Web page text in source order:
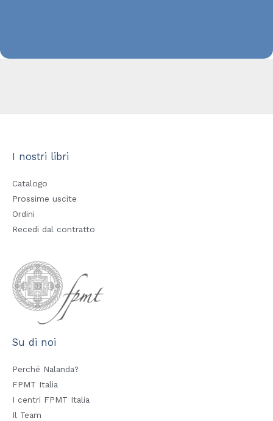
I nostri libri
Catalogo
Prossime uscite
Ordini
Recedi dal contratto
Su di noi
Perché Nalanda?
FPMT Italia
I centri FPMT Italia
Il Team